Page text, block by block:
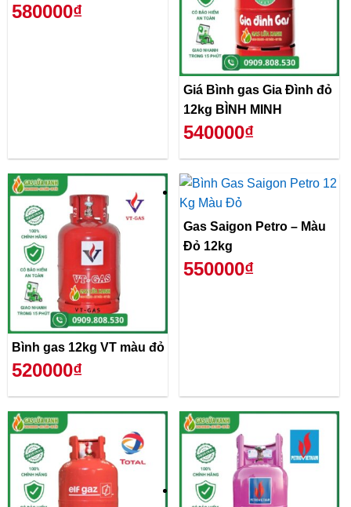
580000₫
Giá Bình gas Gia Đình đỏ
12kg BÌNH MINH
540000₫
Bình gas 12kg VT màu đỏ
520000₫
Gas Saigon Petro – Màu
Đỏ 12kg
550000₫